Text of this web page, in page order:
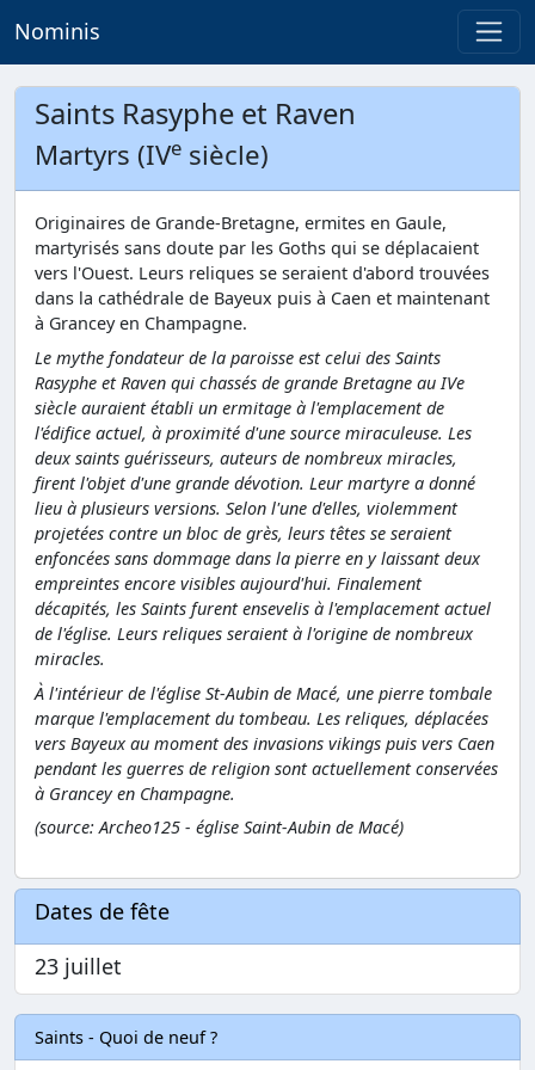
Nominis
Saints Rasyphe et Raven
Martyrs (IVe siècle)
Originaires de Grande-Bretagne, ermites en Gaule,
martyrisés sans doute par les Goths qui se déplacaient
vers l'Ouest. Leurs reliques se seraient d'abord trouvées
dans la cathédrale de Bayeux puis à Caen et maintenant
à Grancey en Champagne.
Le mythe fondateur de la paroisse est celui des Saints
Rasyphe et Raven qui chassés de grande Bretagne au IVe
siècle auraient établi un ermitage à l'emplacement de
l'édifice actuel, à proximité d'une source miraculeuse. Les
deux saints guérisseurs, auteurs de nombreux miracles,
firent l'objet d'une grande dévotion. Leur martyre a donné
lieu à plusieurs versions. Selon l'une d'elles, violemment
projetées contre un bloc de grès, leurs têtes se seraient
enfoncées sans dommage dans la pierre en y laissant deux
empreintes encore visibles aujourd'hui. Finalement
décapités, les Saints furent ensevelis à l'emplacement actuel
de l'église. Leurs reliques seraient à l'origine de nombreux
miracles.
À l'intérieur de l'église St-Aubin de Macé, une pierre tombale
marque l'emplacement du tombeau. Les reliques, déplacées
vers Bayeux au moment des invasions vikings puis vers Caen
pendant les guerres de religion sont actuellement conservées
à Grancey en Champagne.
(source:Archeo125 - église Saint-Aubin de Macé)
Dates de fête
23 juillet
Saints - Quoi de neuf ?